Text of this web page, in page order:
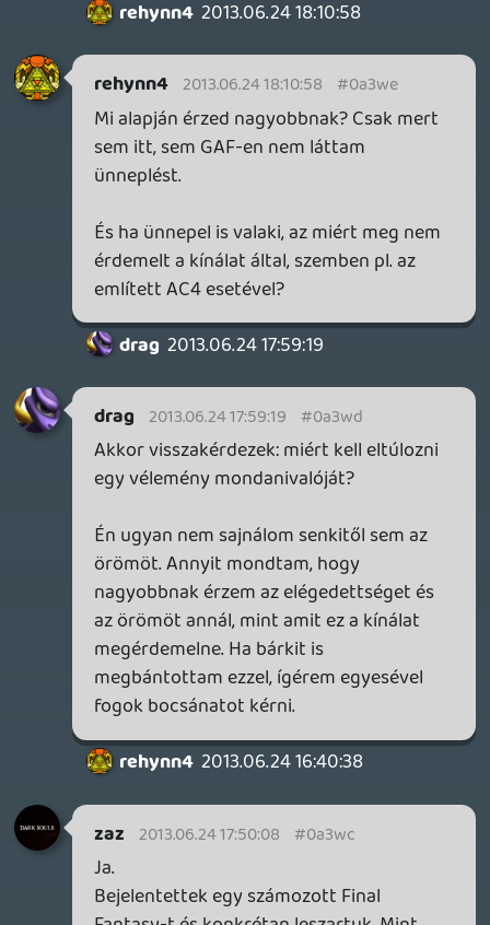
az ötödik 3D Mariónak?
azt jelenti, hogy csak annyit szeretne. És
legfőképpen: Nem mindegy, hogy milyen
Mario játékkal nem fog valaki soha
játszani? (Galaxy komment):)
A podcast-nek hála megtanultam, hogy
mit takar a QTE kifejezés, már megérte 🙂
CHASE 2013.06.22 16:07:00 #0a3w9
Jöhetne hamarabb is Alma Store-ra.
casper007 2013.06.22 09:08:03 #0a3w8
Jó podcast volt, többször hangosan
felröhögtem. Vitán felüli. 😃
KiswechPS3 2013.06.21 14:43:19 #0a3w7
Ha már MGS!
Pont a minap hallgattam meg az MGS4
speciál podcast kiadást -emlékeztem hogy
az nagyszerű rész volt. És most hogy
említettétek megint eszembe jutott a
podcast, és az is, hogy csessze meg, az
már 5 éve volt.
drag 2013.06.21 14:32:53 #0a3w6
Nem új, hanem "kinőtt" dologként lett
Target 2013.06.21 12:27:54